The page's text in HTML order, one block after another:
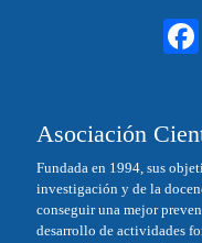
Asociación
Fundada en 1994, sus
investigación y de la
conseguir una mejor
desarrollo de actividades